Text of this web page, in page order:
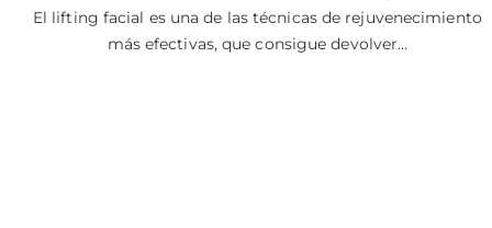
El lifting facial es una de las técnicas de rejuvenecimiento
más efectivas, que consigue devolver…